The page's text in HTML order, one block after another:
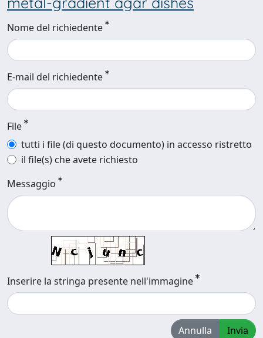
Nome del richiedente
E-mail del richiedente
File
tutti i file (di questo documento) in accesso ristretto
il file(s) che avete richiesto
Messaggio
Inserire la stringa presente nell'immagine
Annulla Invia